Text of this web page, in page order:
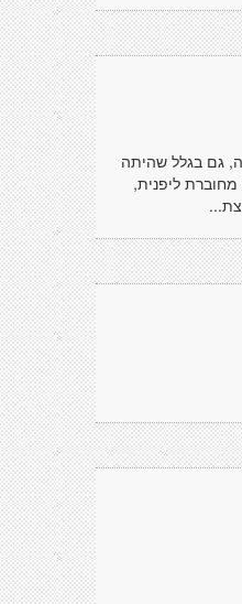
גם בגלל שהיתה
ליפנית,